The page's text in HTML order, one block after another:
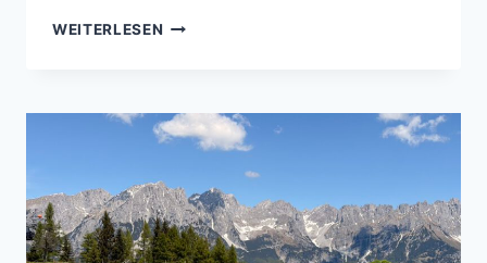
WEITERLESEN WASSERFALL
WILDEN
KAISER
KURZE
WANDERUNG
ZU
EINEM